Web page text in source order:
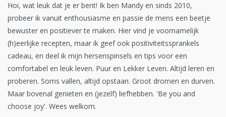
Hoi, wat leuk dat je er bent! Ik ben Mandy en sinds 2010,
probeer ik vanuit enthousiasme en passie de mens een beetje
bewuster en positiever te maken. Hier vind je voornamelijk
(h)eerlijke recepten, maar ik geef ook positiviteitssprankels
cadeau, en deel ik mijn hersenspinsels en tips voor een
comfortabel en leuk leven. Puur en Lekker Leven. Altijd leren en
proberen. Soms vallen, altijd opstaan. Groot dromen en durven.
Maar bovenal genieten en (jezelf) liefhebben. 'Be you and
choose joy'. Wees welkom.